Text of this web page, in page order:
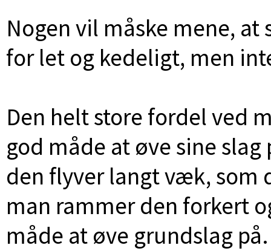
Nogen vil måske mene,
for let og kedeligt, men
Den helt store fordel ved
god måde at øve sine
den flyver langt væk, som
man rammer den forkert
måde at øve grundslag på.